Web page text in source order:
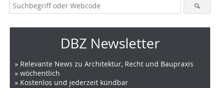
DBZ Newsletter
» Relevante News zu Architektur, Recht und Baupraxis
» wöchentlich
» Kostenlos und jederzeit kündbar